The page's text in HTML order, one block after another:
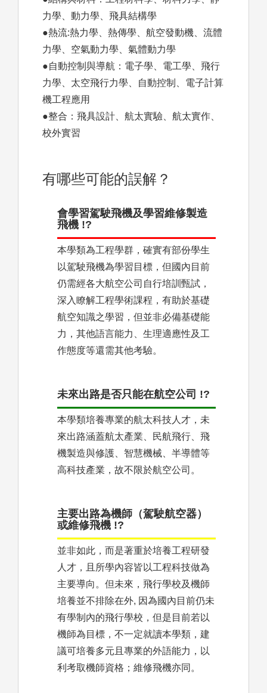
力學、動力學、飛具結構學
●熱流:熱力學、熱傳學、航空發動機、流體
力學、空氣動力學、氣體動力學
●自動控制與導航：電子學、電工學、飛行
力學、太空飛行力學、自動控制、電子計算
機工程應用
●整合：飛具設計、航太實驗、航太實作、
校外實習
有哪些可能的誤解？
會學習駕駛飛機及學習維修製造
飛機 !?
本學類為工程學群，確實有部份學生
以駕駛飛機為學習目標，但國內目前
仍需經各大航空公司自行培訓甄試，
深入瞭解工程學術課程，有助於基礎
航空知識之學習，但並非必備基礎能
力，其他語言能力、生理適應性及工
作態度等還需其他考驗。
未來出路是否只能在航空公司 !?
本學類培養專業的航太科技人才，未
來出路涵蓋航太產業、民航飛行、飛
機製造與修護、智慧機械、半導體等
高科技產業，故不限於航空公司。
主要出路為機師（駕駛航空器）
或維修飛機 !?
並非如此，而是著重於培養工程研發
人才，且所學內容皆以工程科技做為
主要導向。但未來，飛行學校及機師
培養並不排除在外, 因為國內目前仍未
有學制內的飛行學校，但是目前若以
機師為目標，不一定就讀本學類，建
議可培養多元且專業的外語能力，以
利考取機師資格；維修飛機亦同。